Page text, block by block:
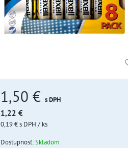
1,50 € s DPH
1,22 €
0,19 €s DPH / ks
Dostupnosť:Skladom